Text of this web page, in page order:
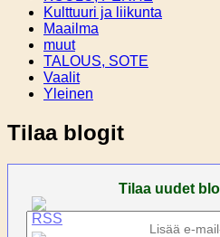
Kulttuuri ja liikunta
Maailma
muut
TALOUS, SOTE
Vaalit
Yleinen
Tilaa blogit
Tilaa uudet